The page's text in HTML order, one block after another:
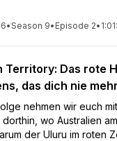
•Season 9• Episode 2•
Territory: Das rote
das dich nie
nehmen wir euch
wo Australien
der Uluru im roten